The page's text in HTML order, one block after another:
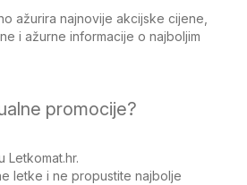
ažurira najnovije akcijske cijene,
i ažurne informacije o najboljim
promocije?
Letkomat.hr.
letke i ne propustite najbolje